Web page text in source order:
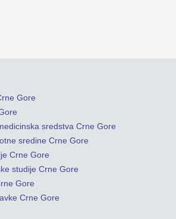
Gore
sredstva Crne Gore
sredine Crne Gore
Crne Gore
studije Crne Gore
Gore
Crne Gore